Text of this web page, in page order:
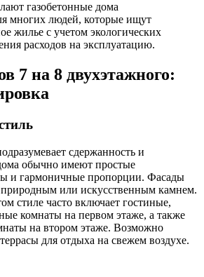
газобетонные дома
многих людей, которые ищут
жилье с учетом экологических
расходов на эксплуатацию.
7 на 8 двухэтажного:
сдержанность и
обычно имеют простые
и гармоничные пропорции. Фасады
или искусственным камнем.
стиле часто включает гостиные,
комнаты на первом этаже, а также
на втором этаже. Возможно
для отдыха на свежем воздухе.